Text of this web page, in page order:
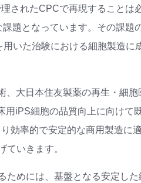
されたCPCで再現することは
題となっています。その課題
いた治験における細胞製造に
大日本住友製薬の再生・細
iPS細胞の品質向上に向けて
効率的で安定的な商用製造に
いきます。
めには、基盤となる安定し